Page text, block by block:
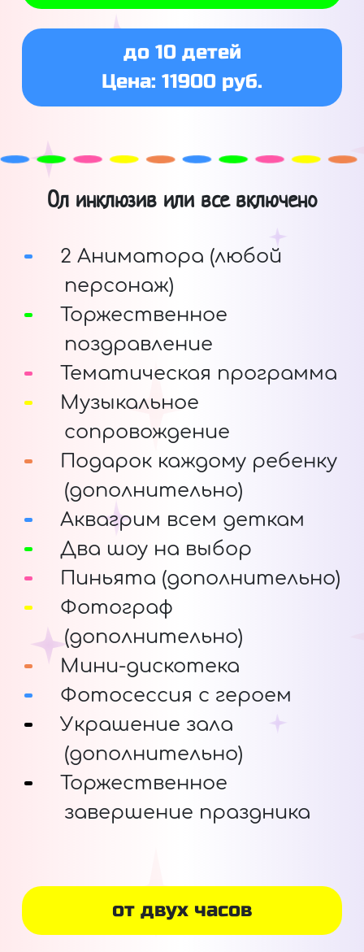
до 10 детей
Цена: 11900 руб.
Ол инклюзив или все включено
2 Аниматора (любой
персонаж)
Торжественное
поздравление
Тематическая программа
Музыкальное
сопровождение
Подарок каждому ребенку
(дополнительно)
Аквагрим всем деткам
Два шоу на выбор
Пиньята (дополнительно)
Фотограф
(дополнительно)
Мини-дискотека
Фотосессия с героем
Украшение зала
(дополнительно)
Торжественное
завершение праздника
от двух часов